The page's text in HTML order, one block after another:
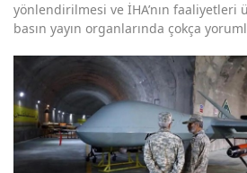
yönlendirilmesi ve İHA’nın faaliyetleri
basın yayın organlarında çokça